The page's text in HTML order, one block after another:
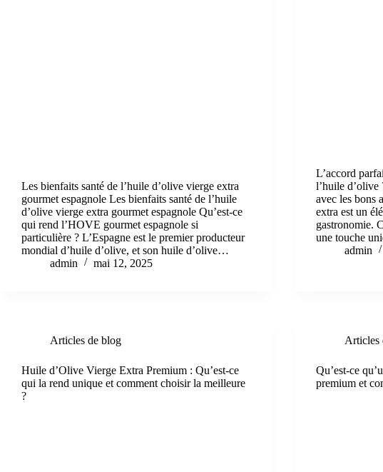
Les bienfaits santé de l’huile d’olive vierge extra
gourmet espagnole Les bienfaits santé de l’huile
d’olive vierge extra gourmet espagnole Qu’est-ce
qui rend l’HOVE gourmet espagnole si
particulière ? L’Espagne est le premier producteur
mondial d’huile d’olive, et son huile d’olive…
admin
mai 12, 2025
L’accord
l’huile d’olive
avec les bons
extra est un
gastronomie.
une touche
admin
Articles de blog
Huile d’Olive Vierge Extra Premium : Qu’est-ce
qui la rend unique et comment choisir la meilleure
?
Articles
Qu’est-ce
premium et